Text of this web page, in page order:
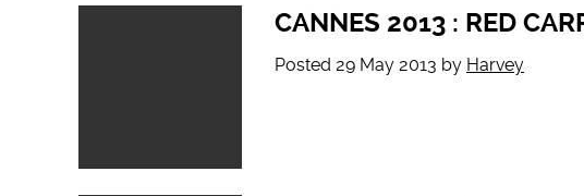
CANNES 2013 : RED
Posted 29 May 2013 by Harvey